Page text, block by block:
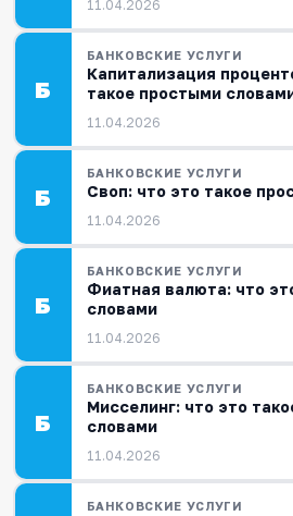
11.04.2026
Б
БАНКОВСКИЕ УСЛУГИ
Капитализация
такое простыми
11.04.2026
Б
БАНКОВСКИЕ УСЛУГИ
Своп: что это такое
11.04.2026
Б
БАНКОВСКИЕ УСЛУГИ
Фиатная валюта: что
словами
11.04.2026
Б
БАНКОВСКИЕ УСЛУГИ
Мисселинг: что это
словами
11.04.2026
БАНКОВСКИЕ УСЛУГИ